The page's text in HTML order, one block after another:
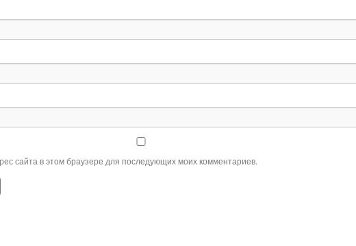
сайта в этом браузере для последующих моих комментариев.